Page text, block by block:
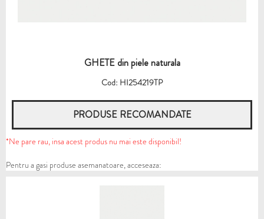
GHETE din piele naturala
Cod: HI254219TP
PRODUSE RECOMANDATE
*Ne pare rau, insa acest produs nu mai este disponibil!
Pentru a gasi produse asemanatoare, acceseaza: